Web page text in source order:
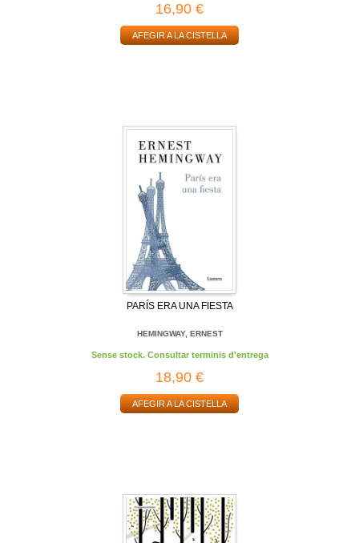
16,90 €
AFEGIR A LA CISTELLA
PARÍS ERA UNA FIESTA
HEMINGWAY, ERNEST
Sense stock. Consultar terminis d'entrega
18,90 €
AFEGIR A LA CISTELLA